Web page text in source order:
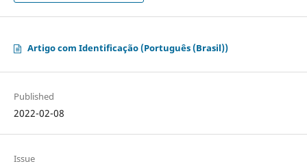
Artigo com Identificação (Português (Brasil))
Published
2022-02-08
Issue